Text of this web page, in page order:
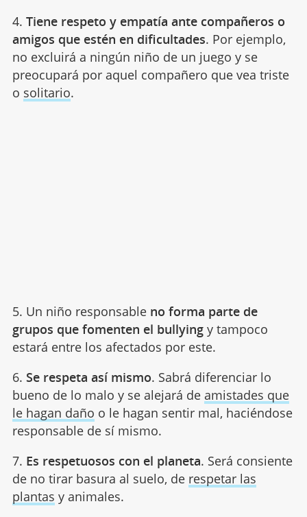
4. Tiene respeto y empatía ante compañeros o
amigos que estén en dificultades. Por ejemplo,
no excluirá a ningún niño de un juego y se
preocupará por aquel compañero que vea triste
o solitario.
5. Un niño responsable no forma parte de
grupos que fomenten el bullyingy tampoco
estará entre los afectados por este.
6. Se respeta así mismo. Sabrá diferenciar lo
bueno de lo malo y se alejará de amistades que
le hagan daño o le hagan sentir mal, haciéndose
responsable de sí mismo.
7. Es respetuosos con el planeta. Será consiente
de no tirar basura al suelo, de respetar las
plantas y animales.